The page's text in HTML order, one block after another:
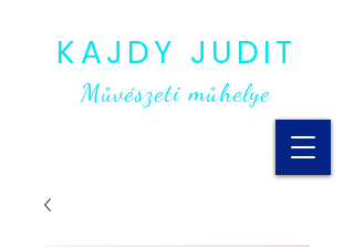
KAJDY JUDIT
Művészeti műhelye